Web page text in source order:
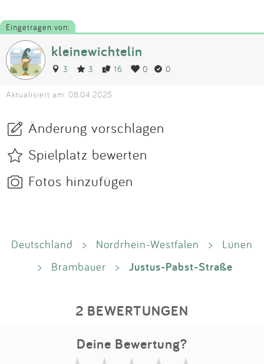
Eingetragen von:
kleinewichtelin
3 3 16 0 0
Aktualisiert am: 08.04.2025
Änderung vorschlagen
Spielplatz bewerten
Fotos hinzufügen
Deutschland > Nordrhein-Westfalen >
Lünen
>
Brambauer > Justus-Pabst-Straße
2 BEWERTUNGEN
Deine Bewertung?